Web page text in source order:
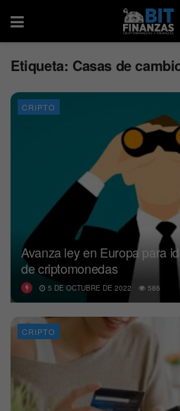
Etiqueta: Casas de
CRIPTO
Avanza ley en Europa para
de criptomonedas
5 DE OCTUBRE DE 2022 586
CRIPTO